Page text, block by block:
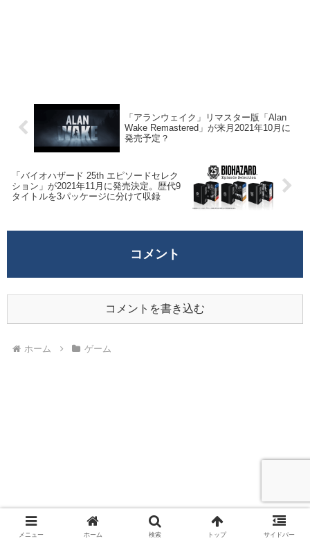
「アランウェイク」リマスター版「Alan
Wake Remastered」が来月2021年10月に
発売予定？
「バイオハザード 25th エピソードセレク
ション」が2021年11月に発売決定。歴代9
タイトルを3パッケージに分けて収録
コメント
コメントを書き込む
ホーム ゲーム
メニュー ホーム 検索 トップ サイドバー